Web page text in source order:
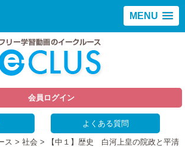
MENU
会員ログイン
よくある質問
ス > 社会 > 【中１】歴史 白河上皇の院政と平清